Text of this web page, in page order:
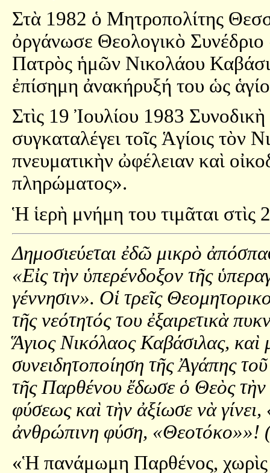
Στὰ 1982 ὁ Μητροπολίτης
ὀργάνωσε Θεολογικὸ Συνέδριο
Πατρὸς ἡμῶν Νικολάου
ἐπίσημη ἀνακήρυξή του ὡς
Στὶς 19 Ἰουλίου 1983
συγκαταλέγει τοῖς Ἁγίοις τὸν
πνευματικὴν ὠφέλειαν καὶ
πληρώματος».
Ἡ ἱερὴ μνήμη του τιμᾶται στὶς
Δημοσιεύεται ἐδῶ μικρὸ
«Εἰς τὴν ὑπερένδοξον τῆς
γέννησιν». Οἱ τρεῖς
τῆς νεότητός του ἐξαιρετικὰ
Ἅγιος Νικόλαος Καβάσιλας, καὶ
συνειδητοποίηση τῆς Ἀγάπης
τῆς Παρθένου ἔδωσε ὁ Θεὸς
φύσεως καὶ τὴν ἀξίωσε νὰ
ἀνθρώπινη φύση, «Θεοτόκο»»!
«Ἡ πανάμωμη Παρθένος, χωρὶς